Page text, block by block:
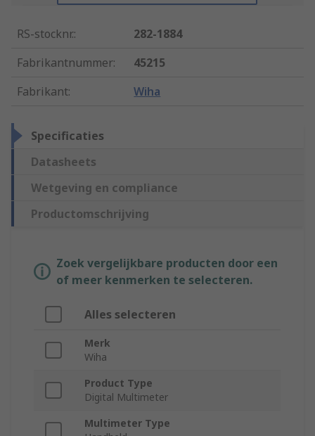
RS-stocknr.:
282-1884
Fabrikantnummer:
45215
Fabrikant: Wiha
Specificaties
Datasheets
Wetgeving en compliance
Productomschrijving
Zoek vergelijkbare producten door een
of meer kenmerken te selecteren.
Alles selecteren
Merk
Wiha
Product Type
Digital Multimeter
Multimeter Type